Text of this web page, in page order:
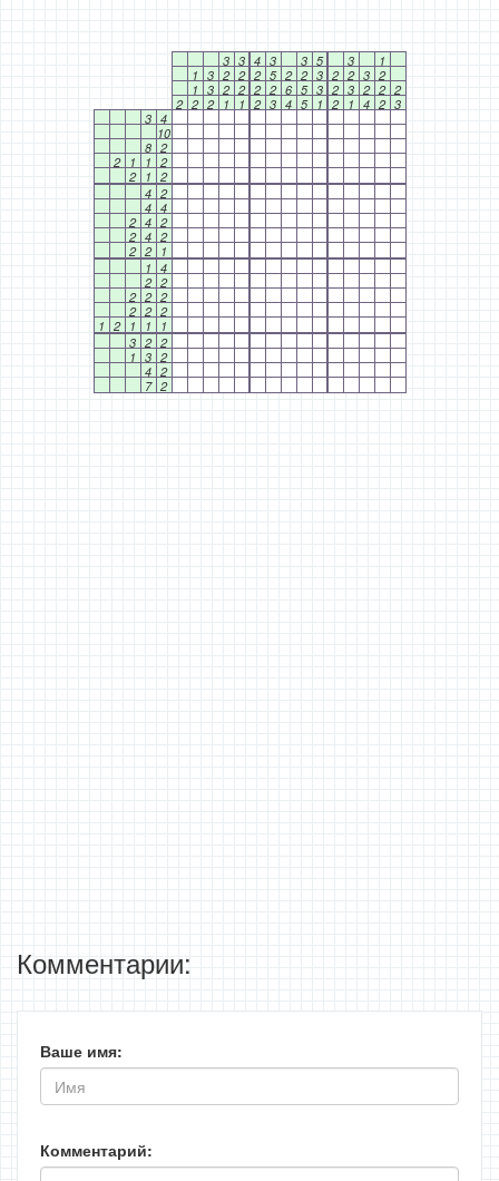
3 3 4 3 3 5 3
1
1 3 2 2 2 5 2 2 3 2 2 3 2
1 3 2 2 2 2 6 5 3 2 3 2 2 2
2 2 2 1 1 2 3 4 5 1 2 1 4 2 3
3 4
10
8 2
2
1 1 2
2
1 2
4 2
4 4
2 4 2
2 4 2
2 2
1
1 4
2 2
2 2 2
2 2 2
1 2 1 1
1
3 2 2
1 3 2
4 2
7 2
Комментарии:
Ваше имя:
Комментарий: